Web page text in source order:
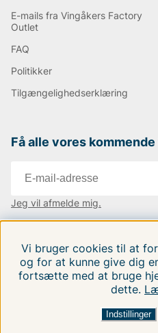
FILTRERA EFTER
E-mails fra Vingåkers Factory
Outlet
FAQ
Politikker
Tilgængelighedserklæring
Få alle vores
Jeg vil afmelde mig.
Følg os på vores sociale
Vi bruger cookies til at
og for at kunne give dig
fortsætte med at bruge
dette.
Indstillinger